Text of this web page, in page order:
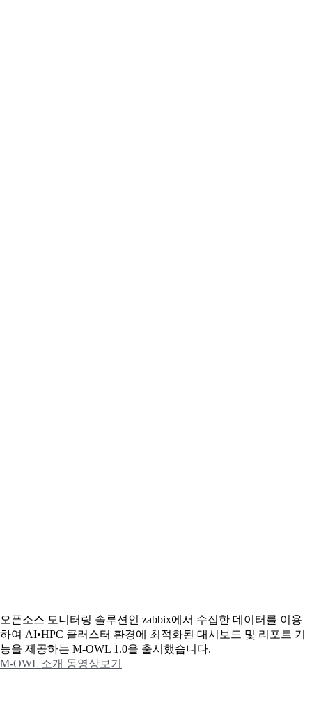
오픈소스 모니터링 솔루션인 zabbix에서 수집한 데이터를 이용
하여 AI•HPC 클러스터 환경에 최적화된 대시보드 및 리포트 기
능을 제공하는 M-OWL 1.0을 출시했습니다.
M-OWL 소개 동영상보기